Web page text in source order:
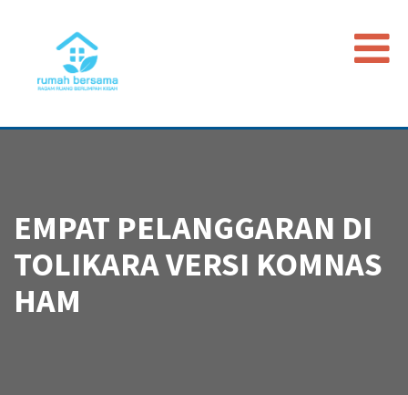
Beranda
Timeline
Regulasi
EMPAT PELANGGARAN DI
TOLIKARA VERSI KOMNAS
HAM